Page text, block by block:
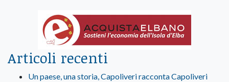
Articoli recenti
Un paese, una storia, Capoliveri racconta Capoliveri